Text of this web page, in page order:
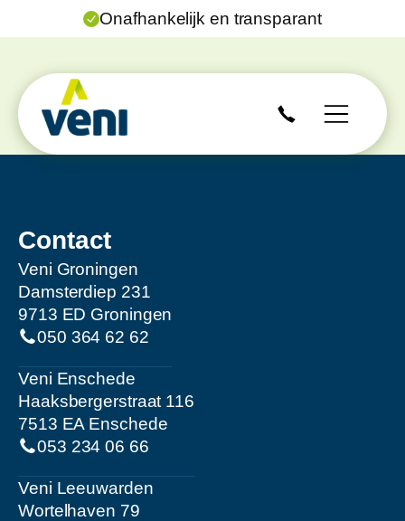
Onafhankelijk en transparant
Contact
Veni Groningen
Damsterdiep 231
9713 ED Groningen
050 364 62 62
Veni Enschede
Haaksbergerstraat 116
7513 EA Enschede
053 234 06 66
Veni Leeuwarden
Wortelhaven 79